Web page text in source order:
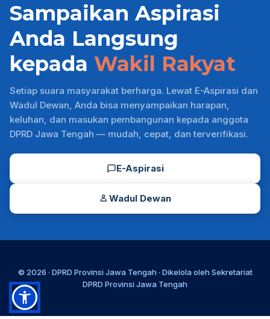
Sampaikan Aspirasi
Anda Langsung
kepada Wakil Rakyat
Setiap suara masyarakat berharga. Lewat E-Aspirasi dan
Wadul Dewan, Anda bisa menyampaikan harapan,
keluhan, dan masukan pembangunan kepada anggota
DPRD Jawa Tengah — mudah, cepat, dan terverifikasi.
E-Aspirasi
Wadul Dewan
© 2026 · DPRD Provinsi Jawa Tengah · Dikelola oleh Sekretariat
DPRD Provinsi Jawa Tengah